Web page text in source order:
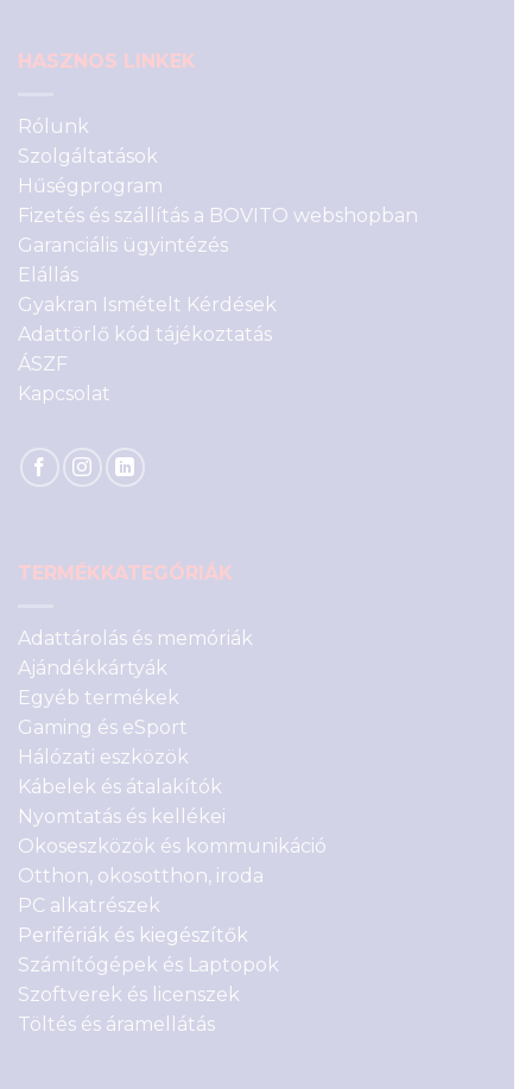
HASZNOS LINKEK
Rólunk
Szolgáltatások
Hűségprogram
Fizetés és szállítás a BOVITO webshopban
Garanciális ügyintézés
Elállás
Gyakran Ismételt Kérdések
Adattörlő kód tájékoztatás
ÁSZF
Kapcsolat
TERMÉKKATEGÓRIÁK
Adattárolás és memóriák
Ajándékkártyák
Egyéb termékek
Gaming és eSport
Hálózati eszközök
Kábelek és átalakítók
Nyomtatás és kellékei
Okoseszközök és kommunikáció
Otthon, okosotthon, iroda
PC alkatrészek
Perifériák és kiegészítők
Számítógépek és Laptopok
Szoftverek és licenszek
Töltés és áramellátás